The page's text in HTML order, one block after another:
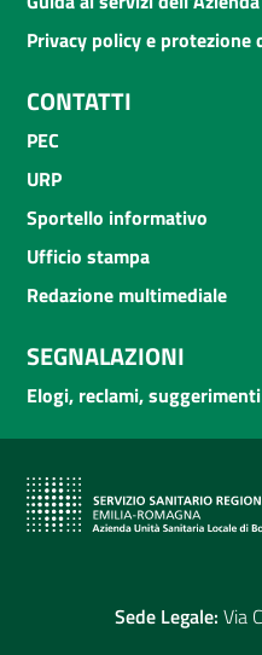
Privacy policy e protezione
CONTATTI
PEC
URP
Sportello informativo
Ufficio stampa
Redazione multimediale
SEGNALAZIONI
Elogi, reclami, suggerimenti
Sede Legale: Via